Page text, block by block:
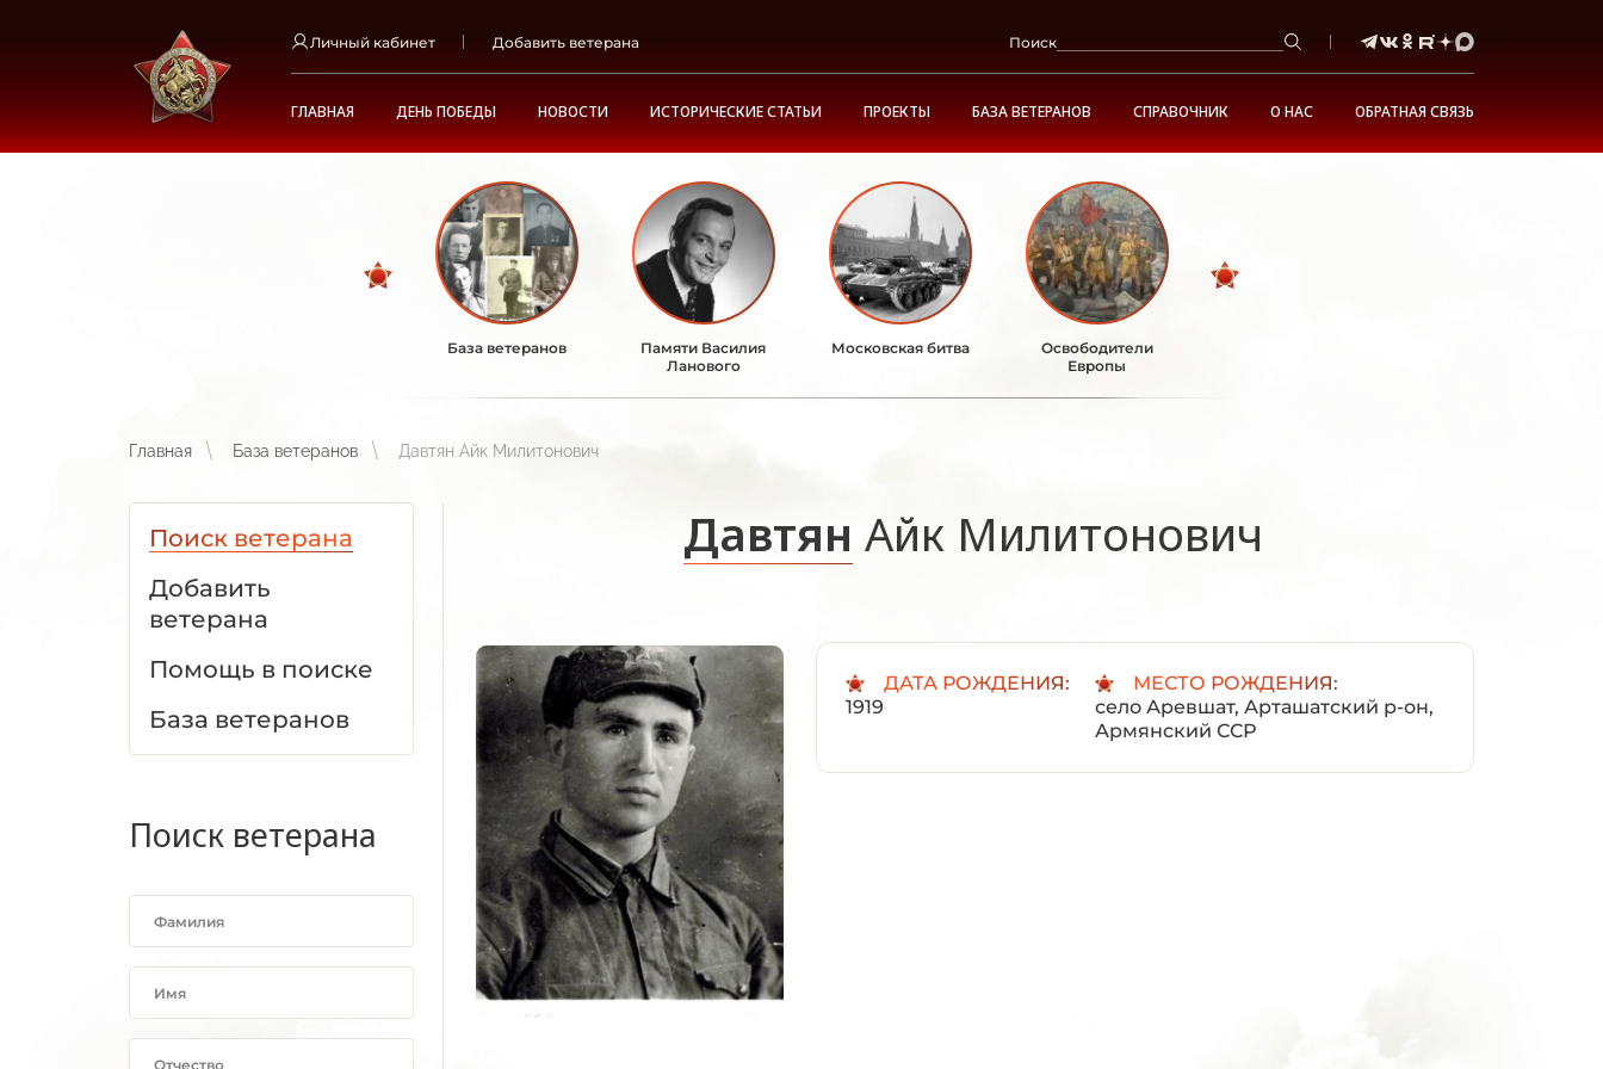
Личный кабинет Добавить ветерана Поиск
ГЛАВНАЯ ДЕНЬ ПОБЕДЫ НОВОСТИ ИСТОРИЧЕСКИЕ СТАТЬИ ПРОЕКТЫ БАЗА ВЕТЕРАНОВ СПРАВОЧНИК О НАС ОБРАТНАЯ СВЯЗЬ
База ветеранов
Памяти Василия
Ланового
Московская битва
Освободители
Европы
Главная База ветеранов Давтян Айк Милитонович
Поиск ветерана
Добавить
ветерана
Помощь в поиске
База ветеранов
Поиск ветерана
Давтян Айк Милитонович
ДАТА РОЖДЕНИЯ:
1919
МЕСТО РОЖДЕНИЯ:
село Аревшат, Арташатский р-он,
Армянский ССР